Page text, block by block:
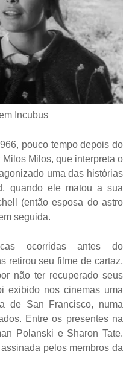
Incubus
pouco tempo depois do
Milos, que interpreta o
uma das histórias
quando ele matou a sua
(então esposa do astro
seguida.
ocorridas antes do
retirou seu filme de cartaz,
não ter recuperado seus
exibido nos cinemas uma
de San Francisco, numa
Entre os presentes na
Polanski e Sharon Tate.
pelos membros da